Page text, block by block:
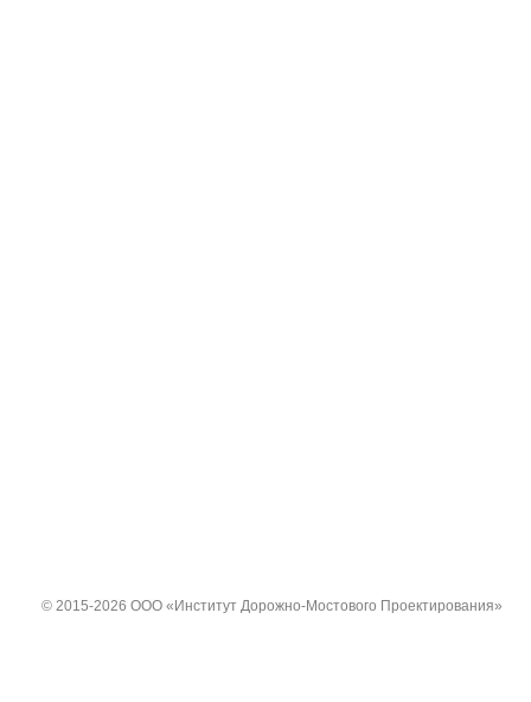
© 2015-2026 ООО «Институт Дорожно-Мостового Проектирования»